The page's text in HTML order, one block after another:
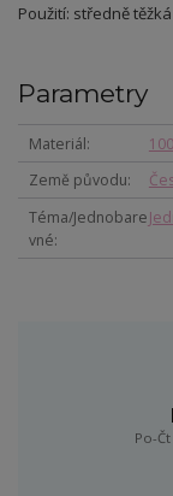
Použití: středně
Parametry
Materiál
Země původu
Téma/Jednobare
vné
Po-